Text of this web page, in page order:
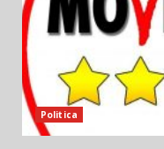
Politica